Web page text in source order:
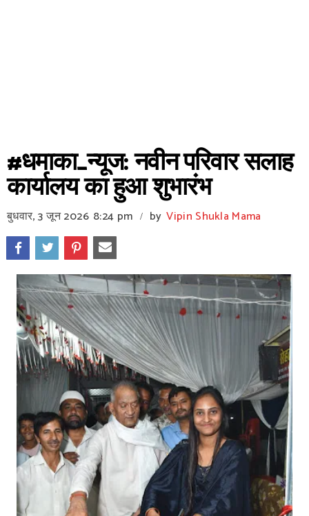
#धमाका_न्यूज: नवीन परिवार सलाह
कार्यालय का हुआ शुभारंभ
बुधवार, 3 जून 2026 8:24 pm / by Vipin Shukla Mama